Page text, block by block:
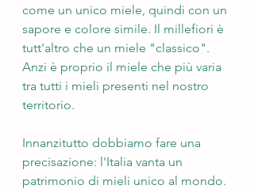
come un unico miele, quindi con un
sapore e colore simile. Il millefiori è
tutt'altro che un miele "classico".
Anzi è proprio il miele che più varia
tra tutti i mieli presenti nel nostro
territorio.
Innanzitutto dobbiamo fare una
precisazione: l'Italia vanta un
patrimonio di mieli unico al mondo.